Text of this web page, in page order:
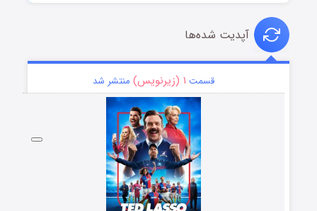
آپدیت شده‌ها
قسمت ۱ (زیرنویس) منتشر شد